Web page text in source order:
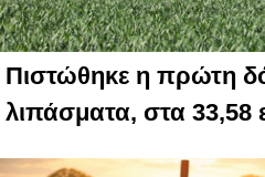
Πιστώθηκε η πρώτη
λιπάσματα, στα